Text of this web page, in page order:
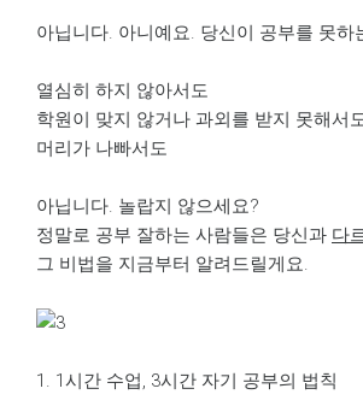
아닙니다. 아니예요. 당신이 공부를 못하
열심히 하지 않아서도
학원이 맞지 않거나 과외를 받지 못해서
머리가 나빠서도
아닙니다. 놀랍지 않으세요?
정말로 공부 잘하는 사람들은 당신과 다
그 비법을 지금부터 알려드릴게요.
1. 1시간 수업, 3시간 자기 공부의 법칙